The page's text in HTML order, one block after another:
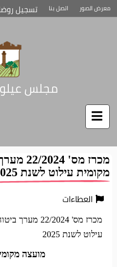
معرض الصور اتصل بنا تسجيل
مجلس
מכרז
מקומית עילוט לשנת 2025
العطاءات
מכרז מס' 22/
עילוט לשנת 2025
מועצה